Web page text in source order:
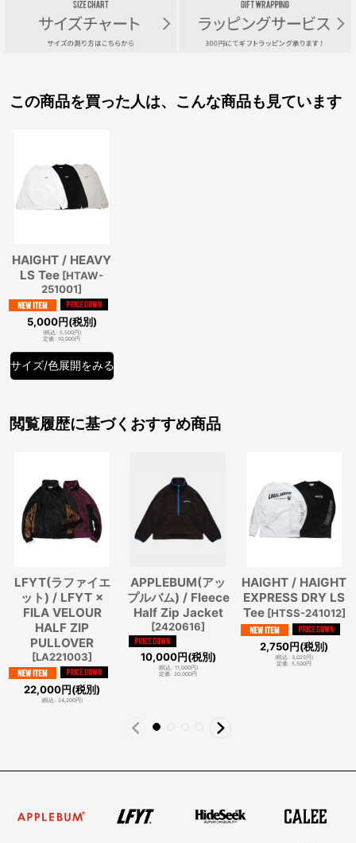
この商品を買った人は、こんな商品も見ています
HAIGHT / HEAVY
LS Tee [HTAW-
251001]
5,000円(税別)
(税込: 5,500円)
定価 : 10,000円
サイズ/色展開をみる
閲覧履歴に基づくおすすめ商品
LFYT(ラファイエ
ット) / LFYT ×
FILA VELOUR
HALF ZIP
PULLOVER
[LA221003]
22,000円(税別)
(税込: 24,200円)
APPLEBUM(アッ
プルバム) / Fleece
Half Zip Jacket
[2420616]
10,000円(税別)
(税込: 11,000円)
定価 : 20,000円
HAIGHT / HAIGHT
EXPRESS DRY LS
Tee [HTSS-241012]
2,750円(税別)
(税込: 3,025円)
定価 : 5,500円